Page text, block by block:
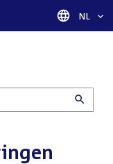
Taal
NL